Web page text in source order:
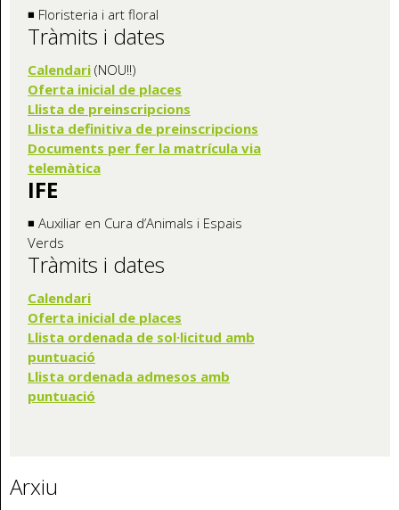
◾ Floristeria i art floral
Tràmits i dates
Calendari (NOU!!)
Oferta inicial de places
Llista de preinscripcions
Llista definitiva de preinscripcions
Documents per fer la matrícula via
telemàtica
IFE
◾ Auxiliar en Cura d’Animals i Espais
Verds
Tràmits i dates
Calendari
Oferta inicial de places
Llista ordenada de sol·licitud amb
puntuació
Llista ordenada admesos amb
puntuació
Arxiu